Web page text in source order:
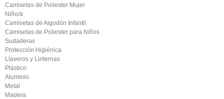
Camisetas de Poliester Mujer
Niño/a
Camisetas de Algodón Infantil
Camisetas de Poliester para Niños
Sudaderas
Protección Higiénica
Llaveros y Linternas
Plástico
Aluminio
Metal
Madera